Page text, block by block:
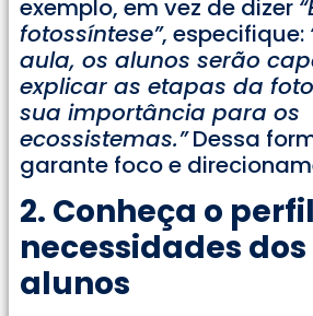
exemplo, em vez de dizer
fotossíntese”, especifique:
aula, os alunos serão
explicar as etapas da
sua importância para os
ecossistemas.”Dessa
garante foco e
2. Conheça o
necessidades dos
alunos